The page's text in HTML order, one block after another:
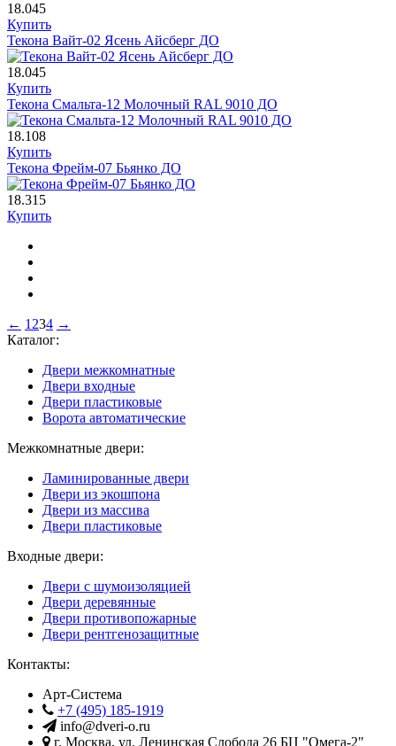
18.045
Купить
Текона Вайт-02 Ясень Айсберг ДО
18.045
Купить
Текона Смальта-12 Молочный RAL 9010 ДО
18.108
Купить
Текона Фрейм-07 Бьянко ДО
18.315
Купить
← 1 234 →
Каталог:
Двери межкомнатные
Двери входные
Двери пластиковые
Ворота автоматические
Межкомнатные двери:
Ламинированные двери
Двери из экошпона
Двери из массива
Двери пластиковые
Входные двери:
Двери с шумоизоляцией
Двери деревянные
Двери противопожарные
Двери рентгенозащитные
Контакты:
Арт-Система
+7 (495) 185-1919
info@dveri-o.ru
г. Москва, ул. Ленинская Слобода 26 БЦ "Омега-2"